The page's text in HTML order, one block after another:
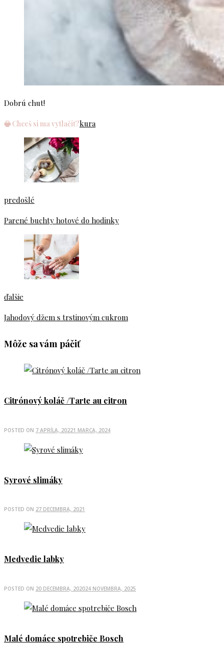
Dobrú chut!
🖶 Chceš si ma vytlačiť?kura
predošlé
Parené buchty hotové do hodinky
ďalšie
Jahodový džem s trstinovým cukrom
Môže sa vám páčiť
Citrónový koláč /Tarte au citron
POSTED ON 7 APRÍLA, 20221 MARCA, 2024
Syrové slimáky
POSTED ON 27 DECEMBRA, 2021
Medvedie labky
POSTED ON 20 DECEMBRA, 202024 NOVEMBRA, 2025
Malé domáce spotrebiče Bosch